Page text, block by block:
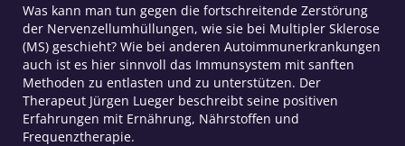
Was kann man tun gegen die fortschreitende Zerstörung
der Nervenzellumhüllungen, wie sie bei Multipler Sklerose
(MS) geschieht? Wie bei anderen Autoimmunerkrankungen
auch ist es hier sinnvoll das Immunsystem mit sanften
Methoden zu entlasten und zu unterstützen. Der
Therapeut Jürgen Lueger beschreibt seine positiven
Erfahrungen mit Ernährung, Nährstoffen und
Frequenztherapie.